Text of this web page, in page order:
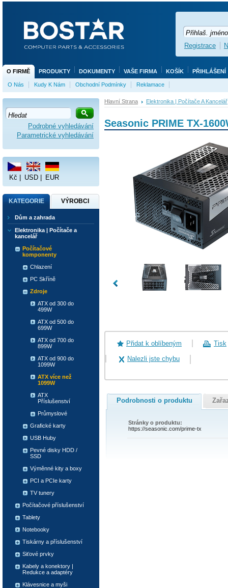
Hlavní Strana Elektronika | Počítače A Kancelář
Seasonic PRIME TX-
Přidat k oblíbeným
Tisk
Nalezli jste chybu
Podrobnosti o produktu
Stránky o produktu:
https://seasonic.com/prime-tx
Podrobné vyhledávání
Parametrické vyhledávání
Kč USD EUR
KATEGORIE VÝROBCI
Dům a zahrada
Elektronika | Počítače a
kancelář
Počítačové
komponenty
Chlazení
PC Skříně
Zdroje
ATX od 300 do
499W
ATX od 500 do
699W
ATX od 700 do
899W
ATX od 900 do
1099W
ATX více než
1099W
ATX
Příslušenství
Průmyslové
Grafické karty
USB Huby
Pevné disky HDD /
SSD
Výměnné kity a boxy
PCI a PCIe karty
TV tunery
Počítačové příslušenství
Tablety
Notebooky
Tiskárny a příslušenství
Siťové prvky
Kabely a konektory |
Redukce a adaptéry
Klávesnice a myši
O FIRMĚ PRODUKTY DOKUMENTY VAŠE FIRMA KOŠÍK PŘIHLÁŠENÍ
O Nás Kudy K Nám Obchodní Podmínky Reklamace
Registrace